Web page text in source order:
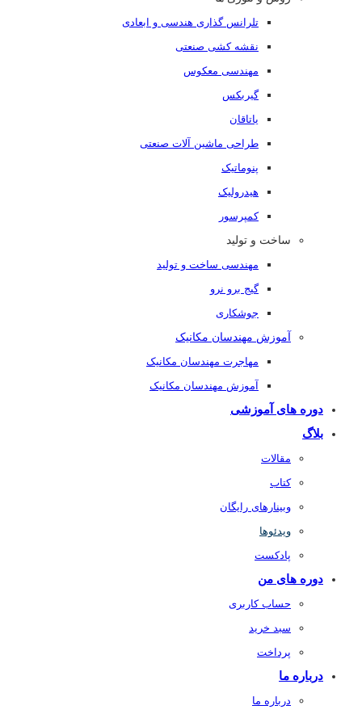
تلرانس گذاری هندسی و ابعادی
نقشه کشی صنعتی
مهندسی معکوس
گیربکس
یاتاقان
طراحی ماشین آلات صنعتی
پنوماتیک
هیدرولیک
کمپرسور
ساخت و تولید
مهندسی ساخت و تولید
گیج برو نرو
جوشکاری
آموزش مهندسان مکانیک
مهاجرت مهندسان مکانیک
آموزش مهندسان مکانیک
دوره های آموزشی
بلاگ
مقالات
کتاب
وبینارهای رایگان
ویدئوها
پادکست
دوره های من
حساب کاربری
سبد خرید
پرداخت
درباره ما
درباره ما